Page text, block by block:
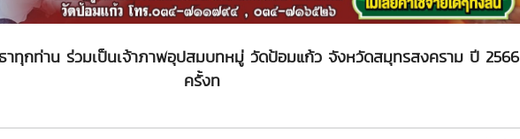
ทุกท่าน ร่วมเป็นเจ้าภาพอุปสมบทหมู่ วัดป้อมแก้ว จังหวัดสมุทรสงคราม ปี 2566
ครั้งท